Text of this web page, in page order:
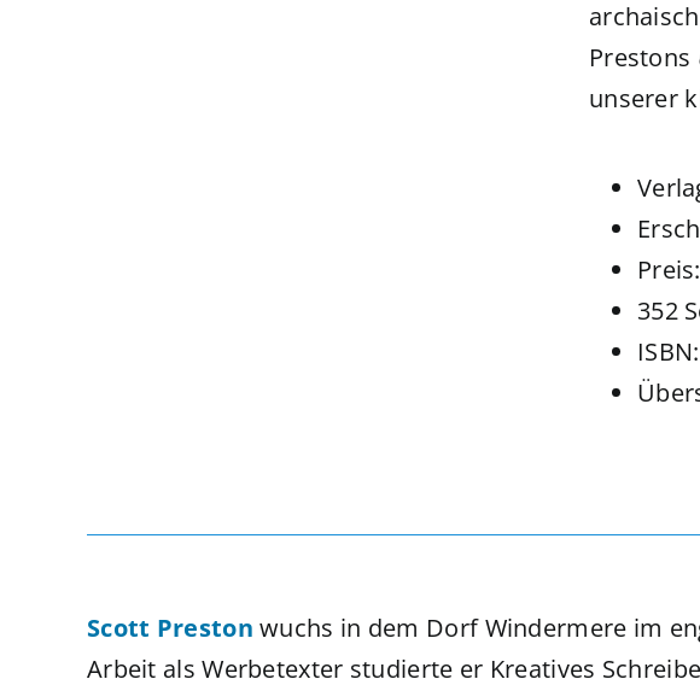
Prestons
unserer
352
Scott Preston wuchs in dem Dorf Windermere im
Arbeit als Werbetexter studierte er Kreatives